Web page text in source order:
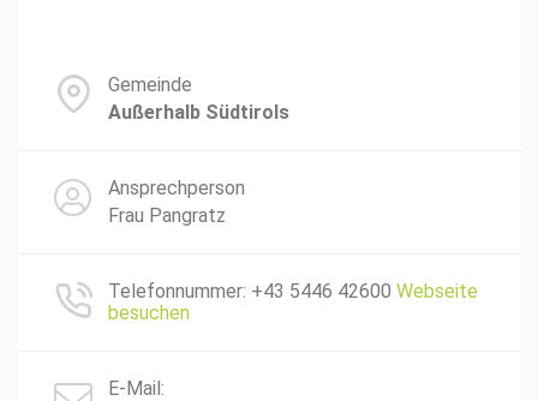
Gemeinde
Außerhalb Südtirols
Ansprechperson
Frau Pangratz
Telefonnummer: +43 5446 42600 Webseite
besuchen
E-Mail: